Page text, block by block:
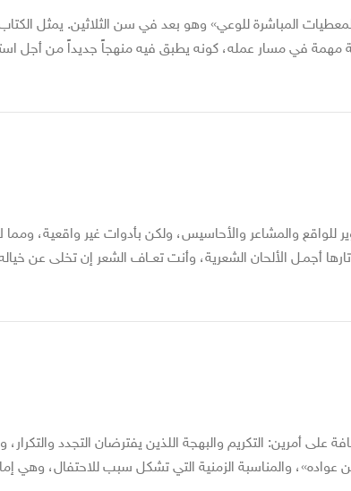
المباشرة للوعي» وهو بعد في سن الثلاثين. يمثل
مهمة في مسار عمله، كونه يطبق فيه منهجاً جديداً من أجل
للواقع والمشاعر والأحاسيس، ولكن بأدوات غير واقعية،
أجمـل الألحان الشعرية، وأنت تعــاف الشعر إن تخلى عن
على أمرين: التكريم والبهجة اللذين يفترضان التجدد
عواده»، والمناسبة الزمنية التي تشكل سبب للاحتفال، وهي